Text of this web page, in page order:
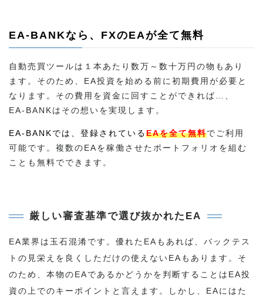
EA-BANKなら、FXのEAが全て無料
自動売買ツールは１本あたり数万～数十万円の物もあり
ます。そのため、EA投資を始める前に初期費用が必要と
なります。その費用を資金に回すことができれば…、
EA-BANKはその想いを実現します。
EA-BANKでは、登録されているEAを全て無料でご利用
可能です。複数のEAを稼働させたポートフォリオを組む
ことも無料でできます。
厳しい審査基準で選び抜かれたEA
EA業界は玉石混淆です。優れたEAもあれば、バックテス
トの見栄えを良くしただけの使えないEAもあります。そ
のため、本物のEAであるかどうかを判断することはEA投
資の上でのキーポイントと言えます。しかし、EAにはた